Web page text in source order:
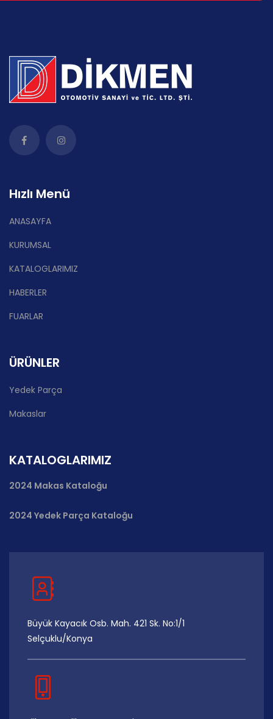
Hızlı Menü
ANASAYFA
KURUMSAL
KATALOGLARIMIZ
HABERLER
FUARLAR
ÜRÜNLER
Yedek Parça
Makaslar
KATALOGLARIMIZ
2024 Makas Kataloğu
2024 Yedek Parça Kataloğu
Büyük Kayacık Osb. Mah. 421 Sk. No:1/1
Selçuklu/Konya